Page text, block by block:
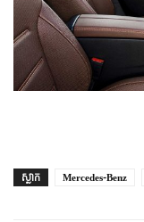
ស្លាក Mercedes-Benz